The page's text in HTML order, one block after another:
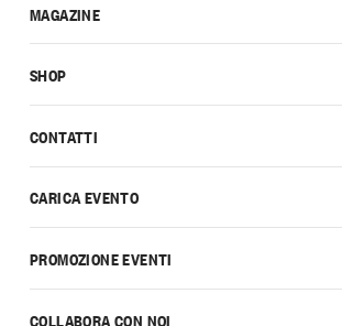
CONTATTI
CARICA EVENTO
PROMOZIONE EVENTI
COLLABORA CON NOI
MAGAZINE
SHOP